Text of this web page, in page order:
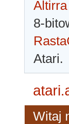
8-
Atari.
Witaj